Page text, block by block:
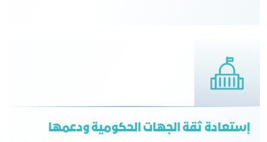
إستعادة ثقة الجهات الحكومية ودعمها